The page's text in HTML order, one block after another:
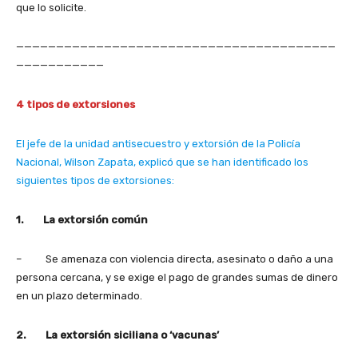
que lo solicite.
————————————————————————————————————————
———————————
4 tipos de extorsiones
El jefe de la unidad antisecuestro y extorsión de la Policía
Nacional, Wilson Zapata, explicó que se han identificado los
siguientes tipos de extorsiones:
1. La extorsión común
– Se amenaza con violencia directa, asesinato o daño a una
persona cercana, y se exige el pago de grandes sumas de dinero
en un plazo determinado.
2. La extorsión siciliana o ‘vacunas’